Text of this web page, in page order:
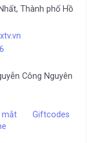
Thành phố Hồ
Công Nguyên
mắt
Giftcodes